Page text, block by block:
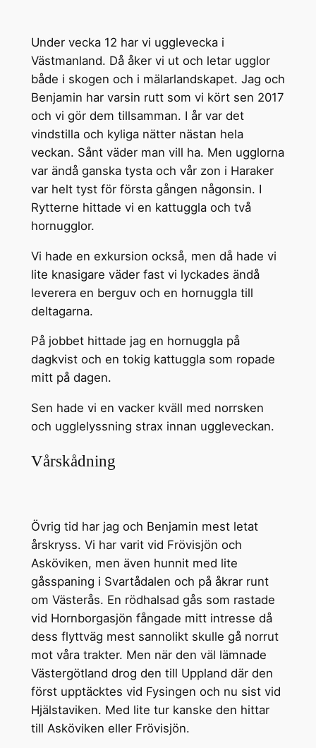
Under vecka 12 har vi ugglevecka i
Västmanland. Då åker vi ut och letar ugglor
både i skogen och i mälarlandskapet. Jag och
Benjamin har varsin rutt som vi kört sen 2017
och vi gör dem tillsamman. I år var det
vindstilla och kyliga nätter nästan hela
veckan. Sånt väder man vill ha. Men ugglorna
var ändå ganska tysta och vår zon i Haraker
var helt tyst för första gången någonsin. I
Rytterne hittade vi en kattuggla och två
hornugglor.
Vi hade en exkursion också, men då hade vi
lite knasigare väder fast vi lyckades ändå
leverera en berguv och en hornuggla till
deltagarna.
På jobbet hittade jag en hornuggla på
dagkvist och en tokig kattuggla som ropade
mitt på dagen.
Sen hade vi en vacker kväll med norrsken
och ugglelyssning strax innan uggleveckan.
Vårskådning
Övrig tid har jag och Benjamin mest letat
årskryss. Vi har varit vid Frövisjön och
Asköviken, men även hunnit med lite
gåsspaning i Svartådalen och på åkrar runt
om Västerås. En rödhalsad gås som rastade
vid Hornborgasjön fångade mitt intresse då
dess flyttväg mest sannolikt skulle gå norrut
mot våra trakter. Men när den väl lämnade
Västergötland drog den till Uppland där den
först upptäcktes vid Fysingen och nu sist vid
Hjälstaviken. Med lite tur kanske den hittar
till Asköviken eller Frövisjön.